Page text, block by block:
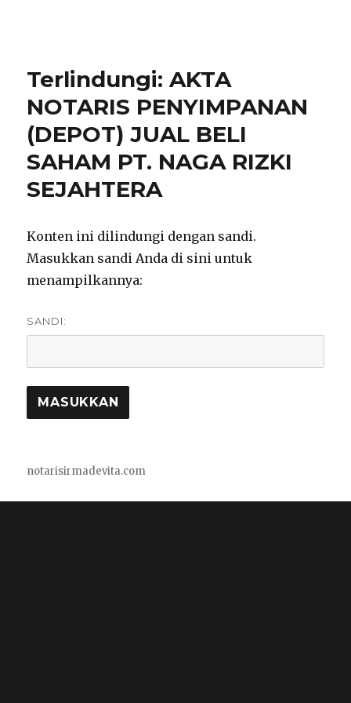
Terlindungi: AKTA
NOTARIS PENYIMPANAN
(DEPOT) JUAL BELI
SAHAM PT. NAGA RIZKI
SEJAHTERA
Konten ini dilindungi dengan sandi.
Masukkan sandi Anda di sini untuk
menampilkannya:
SANDI:
notarisirmadevita.com